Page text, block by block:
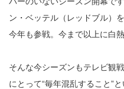
ン・ベッテル（レッドブル）
今年も参戦。今まで以上に白
そんな今シーズンもテレビ観
にとって“毎年混乱すること”